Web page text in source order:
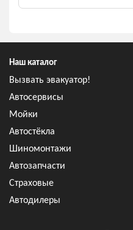
Наш каталог
Вызвать эвакуатор!
Автосервисы
Мойки
Автостёкла
Шиномонтажи
Автозапчасти
Страховые
Автодилеры